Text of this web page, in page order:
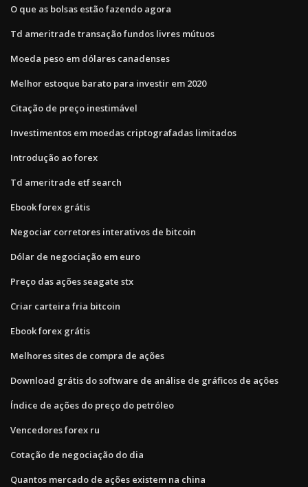
O que as bolsas estão fazendo agora
Td ameritrade transação fundos livres mútuos
Moeda peso em dólares canadenses
Melhor estoque barato para investir em 2020
Citação de preço inestimável
Investimentos em moedas criptografadas limitados
Introdução ao forex
Td ameritrade etf search
Ebook forex grátis
Negociar corretores interativos de bitcoin
Dólar de negociação em euro
Preço das ações seagate stx
Criar carteira fria bitcoin
Ebook forex grátis
Melhores sites de compra de ações
Download grátis do software de análise de gráficos de ações
Índice de ações do preço do petróleo
Vencedores forex ru
Cotação de negociação do dia
Quantos mercado de ações existem na china